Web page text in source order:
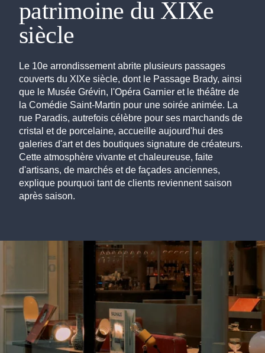
patrimoine du XIXe
siècle
Le 10e arrondissement abrite plusieurs passages
couverts du XIXe siècle, dont le Passage Brady, ainsi
que le Musée Grévin, l'Opéra Garnier et le théâtre de
la Comédie Saint-Martin pour une soirée animée. La
rue Paradis, autrefois célèbre pour ses marchands de
cristal et de porcelaine, accueille aujourd'hui des
galeries d'art et des boutiques signature de créateurs.
Cette atmosphère vivante et chaleureuse, faite
d'artisans, de marchés et de façades anciennes,
explique pourquoi tant de clients reviennent saison
après saison.